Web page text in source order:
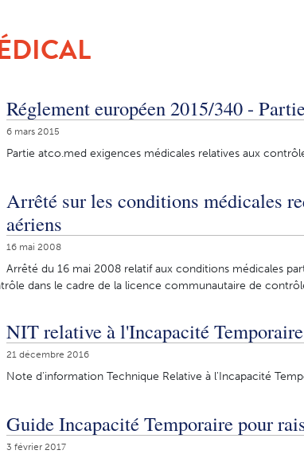
Réglement européen 2015/340 -
6 mars 2015
Partie atco.med exigences médicales relatives aux
Arrêté sur les conditions médicales
aériens
16 mai 2008
Arrêté du 16 mai 2008 relatif aux conditions médicales
dans le cadre de la licence communautaire de
NIT relative à l'Incapacité
21 décembre 2016
Note d'information Technique Relative à l'Incapacité
Guide Incapacité Temporaire pour
3 février 2017